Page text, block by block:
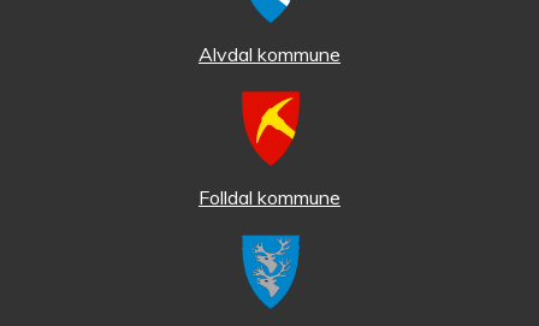
Alvdal kommune
Folldal kommune